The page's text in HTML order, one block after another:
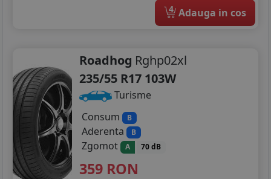
4 Adauga in cos
Roadhog Rghp02xl
235/55 R17 103W
Turisme
Consum
B
Aderenta B
Zgomot A 70 dB
359 RON